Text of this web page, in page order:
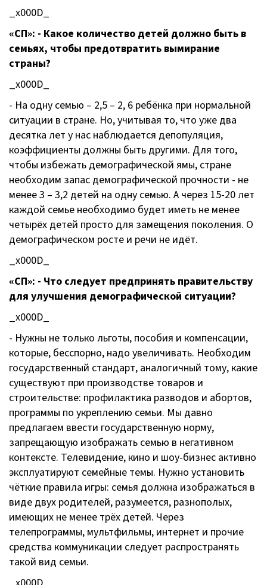
_x000D_
«СП»: - Какое количество детей должно быть в
семьях, чтобы предотвратить вымирание
страны?
_x000D_
- На одну семью – 2,5 – 2, 6 ребёнка при нормальной
ситуации в стране. Но, учитывая то, что уже два
десятка лет у нас наблюдается депопуляция,
коэффициенты должны быть другими. Для того,
чтобы избежать демографической ямы, стране
необходим запас демографической прочности - не
менее 3 – 3,2 детей на одну семью. А через 15-20 лет
каждой семье необходимо будет иметь не менее
четырёх детей просто для замещения поколения. О
демографическом росте и речи не идёт.
_x000D_
«СП»: - Что следует предпринять правительству
для улучшения демографической ситуации?
_x000D_
- Нужны не только льготы, пособия и компенсации,
которые, бесспорно, надо увеличивать. Необходим
государственный стандарт, аналогичный тому, какие
существуют при производстве товаров и
строительстве: профилактика разводов и абортов,
программы по укреплению семьи. Мы давно
предлагаем ввести государственную норму,
запрещающую изображать семью в негативном
контексте. Телевидение, кино и шоу-бизнес активно
эксплуатируют семейные темы. Нужно установить
чёткие правила игры: семья должна изображаться в
виде двух родителей, разумеется, разнополых,
имеющих не менее трёх детей. Через
телепрограммы, мультфильмы, интернет и прочие
средства коммуникации следует распространять
такой вид семьи.